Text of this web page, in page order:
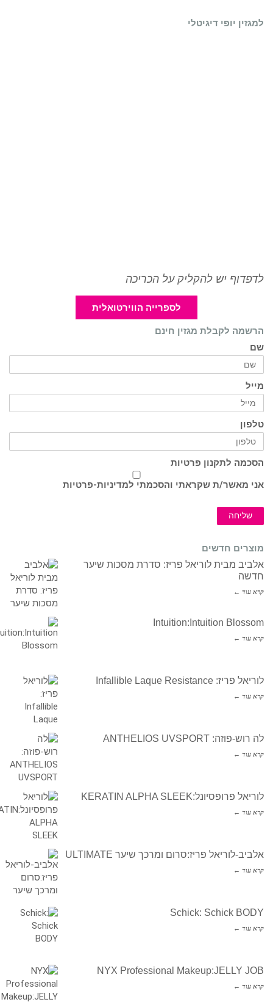
למגזין יופי דיגיטלי
לדפדוף יש להקליק על הכריכה
לספרייה הווירטואלית
הרשמה לקבלת מגזין חינם
שם
מייל
טלפון
הסכמה לתקנון פרטיות
אני מאשר/ת שקראתי והסכמתי למדיניות-פרטיות
שליחה
מוצרים חדשים
אלביב מבית לוריאל פריז: סדרת מסכות שיער
חדשה
קרא עוד ←
Intuition:Intuition Blossom
קרא עוד ←
לוריאל פריז: Infallible Laque Resistance
קרא עוד ←
לה רוש-פוזה: ANTHELIOS UVSPORT
קרא עוד ←
לוריאל פרופסיונל:KERATIN ALPHA SLEEK
קרא עוד ←
אלביב-לוריאל פריז:סרום ומרכך שיער ULTIMATE
קרא עוד ←
Schick: Schick BODY
קרא עוד ←
NYX Professional Makeup:JELLY JOB
קרא עוד ←